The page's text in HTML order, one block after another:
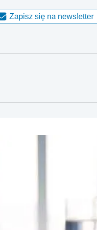
Zapisz się na newsletter